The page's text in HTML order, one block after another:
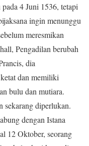
4 Juni 1536, tetapi
ingin menunggu
meresmikan
Pengadilan berubah
dia
dan memiliki
bulu dan mutiara.
sekarang diperlukan.
dengan Istana
12 Oktober, seorang